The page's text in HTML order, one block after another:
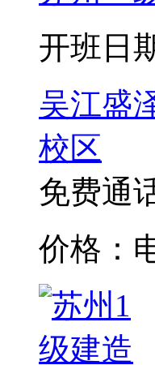
开班日
吴江盛
校区
免费通
价格：